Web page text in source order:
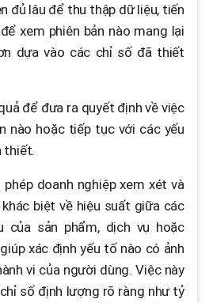
đủ lâu để thu thập dữ liệu, tiến
xem phiên bản nào mang lại
dựa vào các chỉ số đã thiết
để đưa ra quyết định về việc
nào hoặc tiếp tục với các yếu
thiết.
doanh nghiệp xem xét và
biệt về hiệu suất giữa các
của sản phẩm, dịch vụ hoặc
xác định yếu tố nào có ảnh
vi của người dùng. Việc này
số định lượng rõ ràng như tỷ